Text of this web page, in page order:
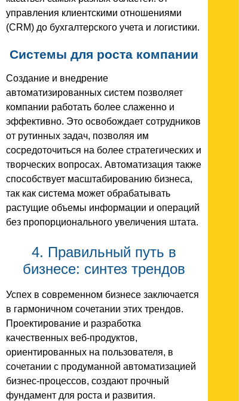
управления клиентскими отношениями
(CRM) до бухгалтерского учета и логистики.
Системы для роста компании
Создание и внедрение
автоматизированных систем позволяет
компании работать более слаженно и
эффективно. Это освобождает сотрудников
от рутинных задач, позволяя им
сосредоточиться на более стратегических и
творческих вопросах. Автоматизация также
способствует масштабированию бизнеса,
так как система может обрабатывать
растущие объемы информации и операций
без пропорционального увеличения штата.
4. Правильный путь в
бизнесе: синтез трендов
Успех в современном бизнесе заключается
в гармоничном сочетании этих трендов.
Проектирование и разработка
качественных веб-продуктов,
ориентированных на пользователя, в
сочетании с продуманной автоматизацией
бизнес-процессов, создают прочный
фундамент для роста и развития.